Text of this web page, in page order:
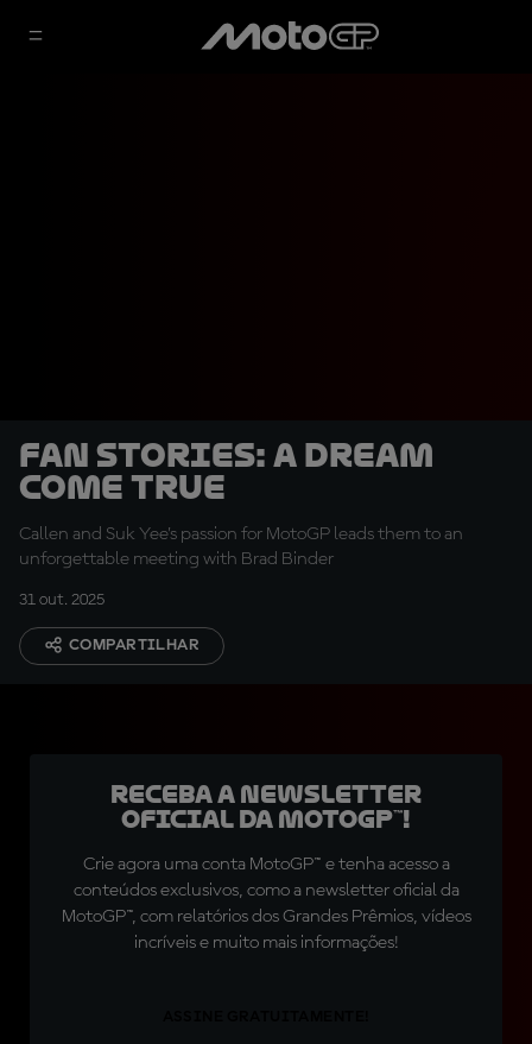
Fan Stories: A dream
come true
Callen and Suk Yee’s passion for MotoGP leads them to an
unforgettable meeting with Brad Binder
31 out. 2025
COMPARTILHAR
Receba a newsletter
oficial da MotoGP™!
Crie agora uma conta MotoGP™ e tenha acesso a
conteúdos exclusivos, como a newsletter oficial da
MotoGP™, com relatórios dos Grandes Prêmios, vídeos
incríveis e muito mais informações!